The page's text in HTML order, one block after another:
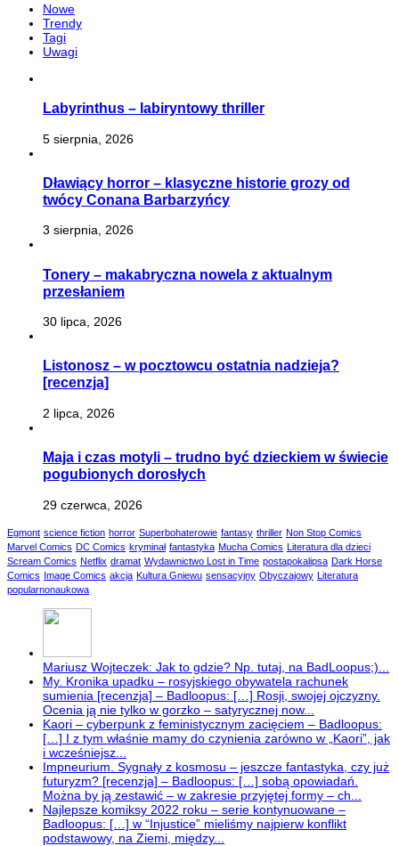
Nowe
Trendy
Tagi
Uwagi
Labyrinthus – labiryntowy thriller
5 sierpnia, 2026
Dławiący horror – klasyczne historie grozy od
twócy Conana Barbarzyńcy
3 sierpnia, 2026
Tonery – makabryczna nowela z aktualnym
przesłaniem
30 lipca, 2026
Listonosz – w pocztowcu ostatnia nadzieja?
[recenzja]
2 lipca, 2026
Maja i czas motyli – trudno być dzieckiem w świecie
pogubionych dorosłych
29 czerwca, 2026
Egmont science fiction horror Superbohaterowie fantasy thriller Non Stop Comics
Marvel Comics DC Comics kryminał fantastyka Mucha Comics Literatura dla dzieci
Scream Comics Netflix dramat Wydawnictwo Lost in Time postapokalipsa Dark Horse
Comics Image Comics akcja Kultura Gniewu sensacyjny Obyczajowy Literatura
popularnonaukowa
Mariusz Wojteczek: Jak to gdzie? Np. tutaj, na BadLoopus;)...
My. Kronika upadku – rosyjskiego obywatela rachunek
sumienia [recenzja] – Badloopus: […] Rosji, swojej ojczyzny.
Ocenia ją nie tylko w gorzko – satyrycznej now...
Kaori – cyberpunk z feministycznym zacięciem – Badloopus:
[…] I z tym właśnie mamy do czynienia zarówno w „Kaori”, jak
i wcześniejsz...
Impneurium. Sygnały z kosmosu – jeszcze fantastyka, czy już
futuryzm? [recenzja] – Badloopus: […] sobą opowiadań.
Można by ją zestawić – w zakresie przyjętej formy – ch...
Najlepsze komiksy 2022 roku – serie kontynuowane –
Badloopus: […] w “Injustice” mieliśmy najpierw konflikt
podstawowy, na Ziemi, między...